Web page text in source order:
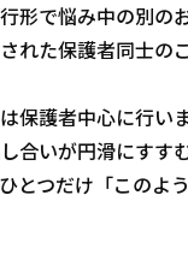
形で悩み中の別の
れた保護者同士の
保護者中心に行いま
合いが円滑にすす
とつだけ「このよ